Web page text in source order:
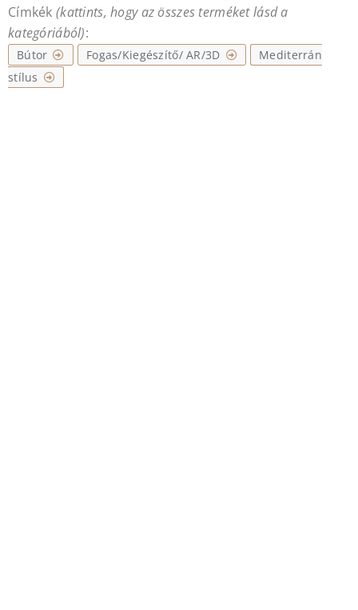
Címkék (kattints, hogy az összes terméket lásd a
kategóriából):
Bútor Fogas/Kiegészítő/ AR/3D
Mediterrán
stílus